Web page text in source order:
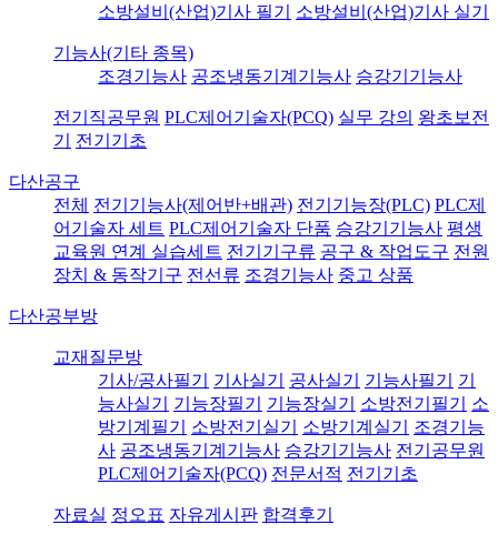
소방설비(산업)기사 필기
소방설비(산업)기사 실기
기능사(기타 종목)
조경기능사 공조냉동기계기능사 승강기기능사
전기직공무원 PLC제어기술자(PCQ) 실무 강의 왕초보전
기
전기기초
다산공구
전체 전기기능사(제어반+배관) 전기기능장(PLC) PLC제
어기술자 세트 PLC제어기술자 단품 승강기기능사 평생
교육원 연계 실습세트 전기기구류 공구 & 작업도구 전원
장치 & 동작기구 전선류 조경기능사 중고 상품
다산공부방
교재질문방
기사/공사필기
기사실기 공사실기 기능사필기
기
능사실기
기능장필기 기능장실기 소방전기필기
소
방기계필기
소방전기실기 소방기계실기
조경기능
사 공조냉동기계기능사 승강기기능사 전기공무원
PLC제어기술자(PCQ) 전문서적 전기기초
자료실 정오표 자유게시판 합격후기